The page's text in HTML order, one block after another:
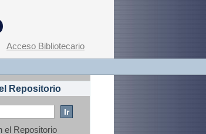
Acceso Bibliotecario
Repositorio
el Repositorio